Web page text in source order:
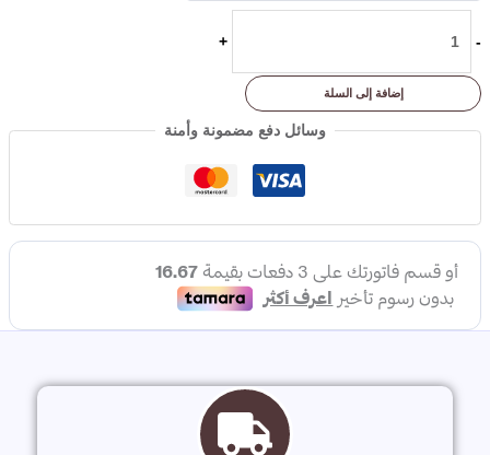
-
+
إضافة إلى السلة
وسائل دفع مضمونة وأمنة